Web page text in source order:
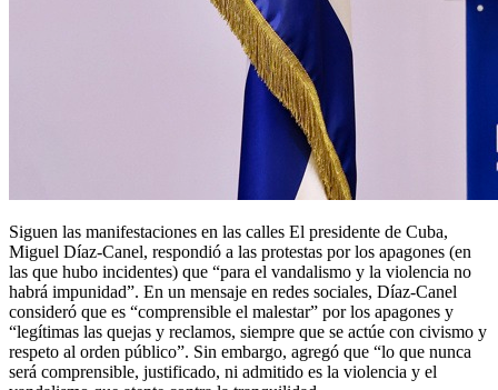
Siguen las manifestaciones en las calles El presidente de Cuba,
Miguel Díaz-Canel, respondió a las protestas por los apagones (en
las que hubo incidentes) que “para el vandalismo y la violencia no
habrá impunidad”. En un mensaje en redes sociales, Díaz-Canel
consideró que es “comprensible el malestar” por los apagones y
“legítimas las quejas y reclamos, siempre que se actúe con civismo y
respeto al orden público”. Sin embargo, agregó que “lo que nunca
será comprensible, justificado, ni admitido es la violencia y el